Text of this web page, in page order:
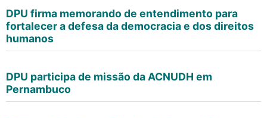
DPU firma memorando de entendimento para
fortalecer a defesa da democracia e dos direitos
humanos
DPU participa de missão da ACNUDH em
Pernambuco